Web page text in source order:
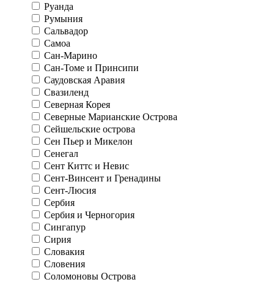
Руанда
Румыния
Сальвадор
Самоа
Сан-Марино
Сан-Томе и Принсипи
Саудовская Аравия
Свазиленд
Северная Корея
Северные Марианские Острова
Сейшельские острова
Сен Пьер и Микелон
Сенегал
Сент Киттс и Невис
Сент-Винсент и Гренадины
Сент-Люсия
Сербия
Сербия и Черногория
Сингапур
Сирия
Словакия
Словения
Соломоновы Острова